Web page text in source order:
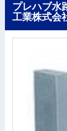
プレハブ水
工業株式会